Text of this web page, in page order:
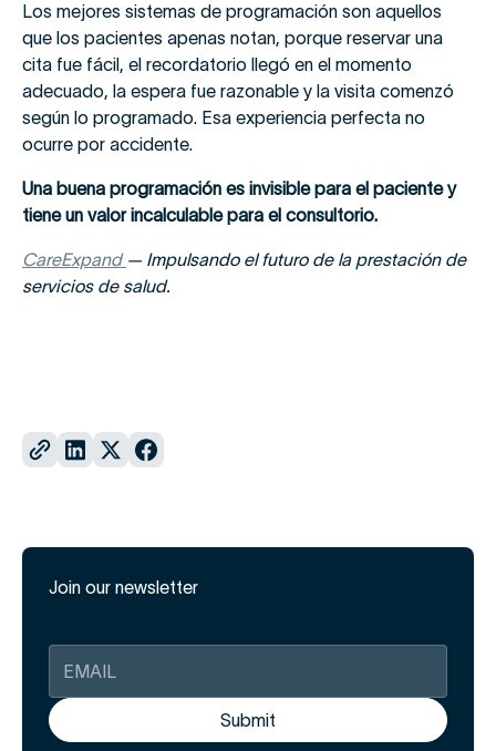
Join our newsletter
Los mejores sistemas de programación son aquellos
que los pacientes apenas notan, porque reservar una
cita fue fácil, el recordatorio llegó en el momento
adecuado, la espera fue razonable y la visita comenzó
según lo programado. Esa experiencia perfecta no
ocurre por accidente.
Una buena programación es invisible para el paciente y
tiene un valor incalculable para el consultorio.
CareExpand — Impulsando el futuro de la prestación de
servicios de salud.